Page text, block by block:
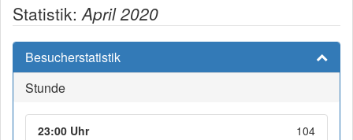
Statistik:April 2020
Besucherstatistik
Stunde
23:00 Uhr 104